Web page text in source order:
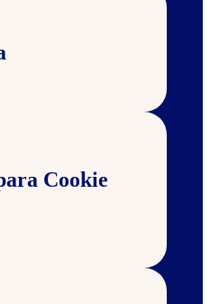
Cookie